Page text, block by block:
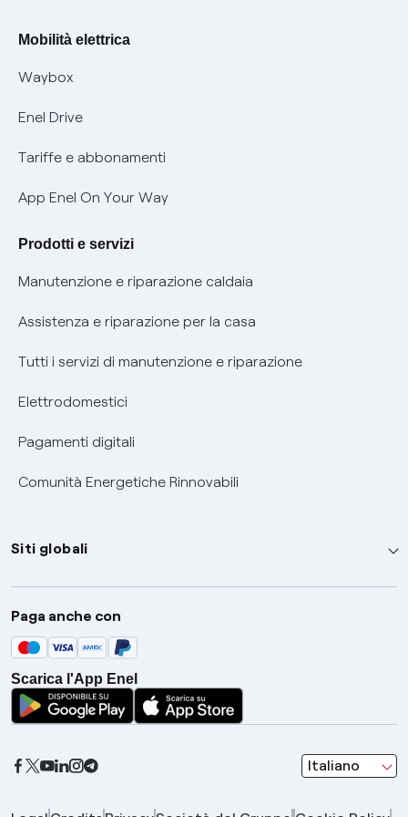
Informativa RAEE
Informativa Privacy AI
Offerte Placet non vulnerabili
Offerta Tutela Vulnerabilità Gas
Mobilità Elettrica
Phishing e truffe online
Verifica chi ti ha chiamato
Agevolazione utenti con disabilità per offerte Fibra
Informativa RAEE
Mobilità elettrica
Waybox
Enel Drive
Tariffe e abbonamenti
App Enel On Your Way
Prodotti e servizi
Manutenzione e riparazione caldaia
Assistenza e riparazione per la casa
Tutti i servizi di manutenzione e riparazione
Elettrodomestici
Pagamenti digitali
Comunità Energetiche Rinnovabili
Siti globali
Enel Group
Enel Green Power
Global Trading
Global Procurement
Gridspertise
Paga anche con
Scarica l'App Enel
Italiano
seleziona una